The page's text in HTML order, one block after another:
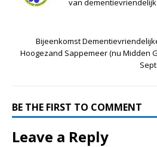
van dementievriendelijk
Bijeenkomst
Hoogezand Sappemeer (nu Midden
BE THE FIRST TO COMMENT
Leave a Reply